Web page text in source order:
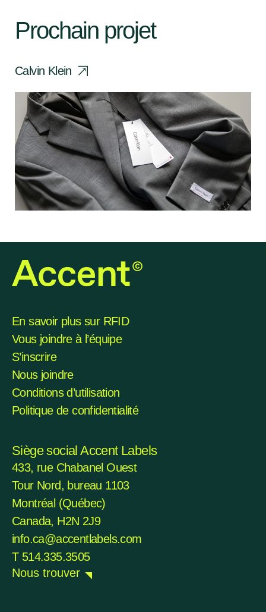
Prochain projet
Calvin Klein
En savoir plus sur RFID
Vous joindre à l’équipe
S’inscrire
Nous joindre
Conditions d’utilisation
Politique de confidentialité
Siège social Accent Labels
433, rue Chabanel Ouest
Tour Nord, bureau 1103
Montréal (Québec)
Canada, H2N 2J9
info.ca@accentlabels.com
T 514.335.3505
Nous trouver